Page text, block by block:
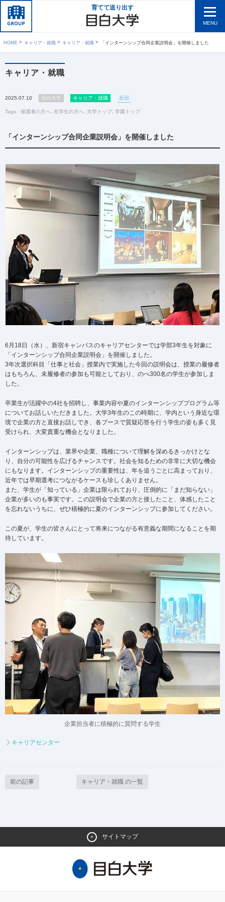
育てて送り出す
MENU
HOME キャリア・就職 キャリア・就職 「インターンシップ合同企業説明会」を開催しました
キャリア・就職
2025.07.10 目白大学 キャリア・就職 新宿
Tags : 保護者の方へ 在学生の方へ 大学トップ 学園トップ
「インターンシップ合同企業説明会」を開催しました
6月18日（水）、新宿キャンパスのキャリアセンターでは学部3年生を対象に
「インターンシップ合同企業説明会」を開催しました。
3年次選択科目「仕事と社会」授業内で実施した今回の説明会は、授業の履修者
はもちろん、未履修者の参加も可能としており、のべ300名の学生が参加しま
した。
卒業生が活躍中の4社を招聘し、事業内容や夏のインターンシッププログラム等
についてお話しいただきました。大学3年生のこの時期に、学内という身近な環
境で企業の方と直接お話しでき、各ブースで質疑応答を行う学生の姿も多く見
受けられ、大変貴重な機会となりました。
インターンシップは、業界や企業、職種について理解を深めるきっかけとな
り、自分の可能性を広げるチャンスです。社会を知るための非常に大切な機会
にもなります。インターンシップの重要性は、年を追うごとに高まっており、
近年では早期選考につながるケースも珍しくありません。
また、学生が「知っている」企業は限られており、圧倒的に「まだ知らない」
企業が多いのも事実です。この説明会で企業の方と接したこと、体感したこと
を忘れないうちに、ぜひ積極的に夏のインターンシップに参加してください。
この夏が、学生の皆さんにとって将来につながる有意義な期間になることを期
待しています。
企業担当者に積極的に質問する学生
キャリアセンター
前の記事 キャリア・就職 の一覧
サイトマップ